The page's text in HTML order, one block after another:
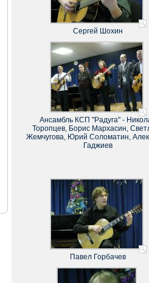
Сергей Шохин
Ансамбль КСП "Радуга" -
Торопцев, Борис Мархасин,
Жемчугова, Юрий Соломатин,
Гаджиев
Павел Горбачев